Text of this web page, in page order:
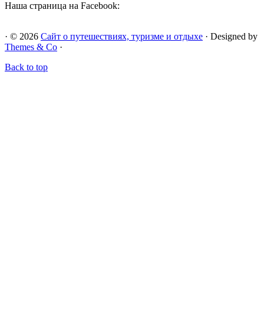
Наша страница на Facebook:
· © 2026 Сайт о путешествиях, туризме и отдыхе · Designed by
Themes & Co ·
Back to top